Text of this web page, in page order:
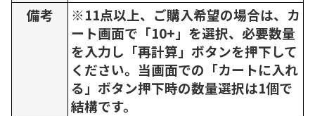
備考
※11点以上、ご購入希望の場合は、カ
ート画面で「10+」を選択、必要数量
を入力し「再計算」ボタンを押下して
ください。当画面での「カートに入れ
る」ボタン押下時の数量選択は1個で
結構です。